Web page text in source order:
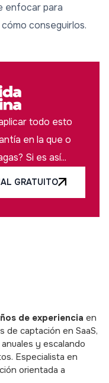
enfocar para
conseguirlos.
todo esto
en la que o
Si es así...
GRATUITO
de experiencia en
de captación en SaaS,
y escalando
Especialista en
orientada a